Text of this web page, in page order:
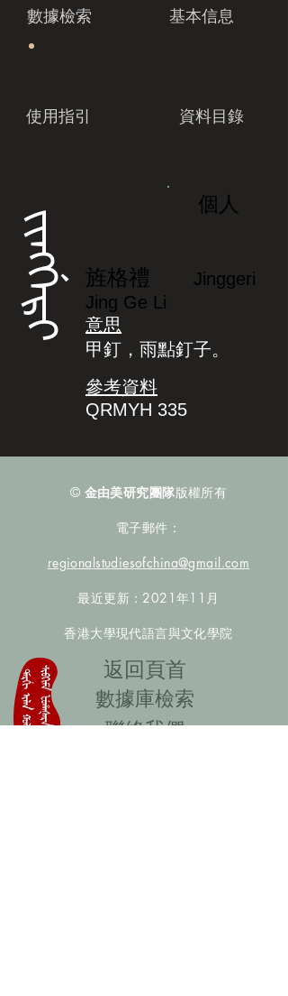
數據檢索 基本信息
使用指引 資料目錄
ᠵᡳᠩᡤᡝᡵᡳ
個人
旌格禮
Jinggeri
Jing Ge Li
意思
甲釘，雨點釘子。
參考資料
QRMYH 335
© 金由美研究團隊版權所有
電子郵件：
regionalstudiesofchina@gmail.com
最近更新：2021年11月
香港大學現代語言與文化學院
​返回頁首
數據庫檢索
聯絡我們